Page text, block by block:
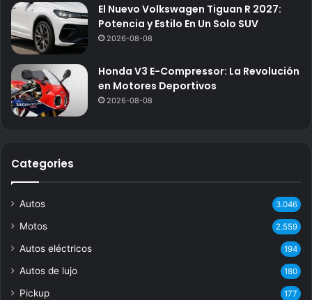
El Nuevo Volkswagen Tiguan R 2027:
Potencia y Estilo En Un Solo SUV
2026-08-08
Honda V3 E-Compressor: La Revolución
en Motores Deportivos
2026-08-08
Categories
Autos 3.046
Motos 2.559
Autos eléctricos 194
Autos de lujo 180
Pickup 177